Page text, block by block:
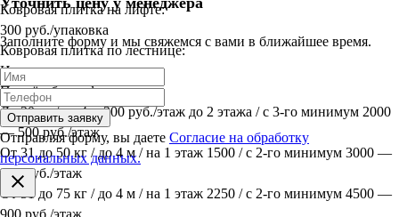
Ковровая плитка на лифте:
300 руб./упаковка
Ковровая плитка по лестнице:
Индивидуально
Подъём без лифта:
До 30 кг / до 4 м 300 руб./этаж до 2 этажа / с 3-го минимум 2000
— 500 руб./этаж
От 31 до 50 кг / до 4 м / на 1 этаж 1500 / с 2-го минимум 3000 —
600 руб./этаж
От 51 до 75 кг / до 4 м / на 1 этаж 2250 / с 2-го минимум 4500 —
900 руб./этаж
Заполните форму и мы свяжемся с вами в ближайшее время.
Отправить заявку
Отправляя форму, вы даете Согласие на обработку
персональных данных.